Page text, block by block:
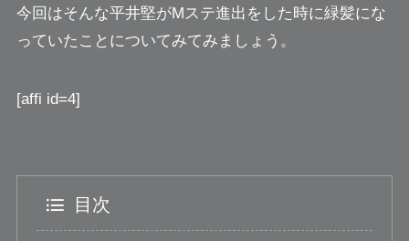
今回はそんな平井堅がMステ進出をした時に緑髪にな
っていたことについてみてみましょう。
[affi id=4]
目次